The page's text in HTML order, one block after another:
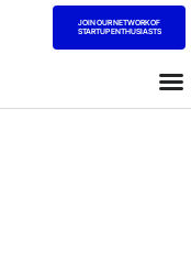
JOIN OUR NETWORK OF
STARTUP ENTHUSIASTS